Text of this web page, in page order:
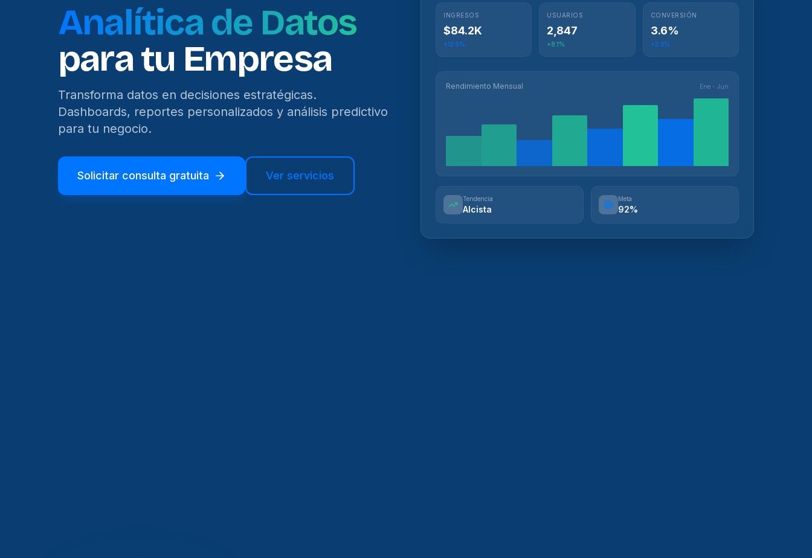
Analítica de Datos
para tu Empresa
Transforma datos en decisiones estratégicas.
Dashboards, reportes personalizados y análisis predictivo
para tu negocio.
Solicitar consulta gratuita Ver servicios
INGRESOS
$84.2K
+12.5%
USUARIOS
2,847
+8.1%
CONVERSIÓN
3.6%
+2.3%
Rendimiento Mensual Ene - Jun
Tendencia
Alcista
Meta
92%